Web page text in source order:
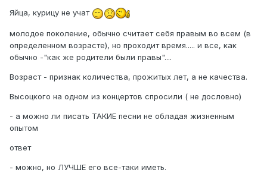
Яйца, курицу не учат
молодое поколение, обычно считает себя правым во всем (в
определенном возрасте), но проходит время..... и все, как
обычно -"как же родители были правы"....
Возраст - признак количества, прожитых лет, а не качества.
Высоцкого на одном из концертов спросили ( не дословно)
- а можно ли писать ТАКИЕ песни не обладая жизненным
опытом
ответ
- можно, но ЛУЧШЕ его все-таки иметь.